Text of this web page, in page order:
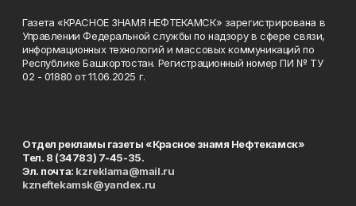
Газета «КРАСНОЕ ЗНАМЯ НЕФТЕКАМСК» зарегистрирована в
Управлении Федеральной службы по надзору в сфере связи,
информационных технологий и массовых коммуникаций по
Республике Башкортостан. Регистрационный номер ПИ № ТУ
02 - 01880 от 11.06.2025 г.
Отдел рекламы газеты «Красное знамя Нефтекамск»
Тел. 8 (34783) 7-45-35.
Эл. почта: kzreklama@mail.ru
kzneftekamsk@yandex.ru